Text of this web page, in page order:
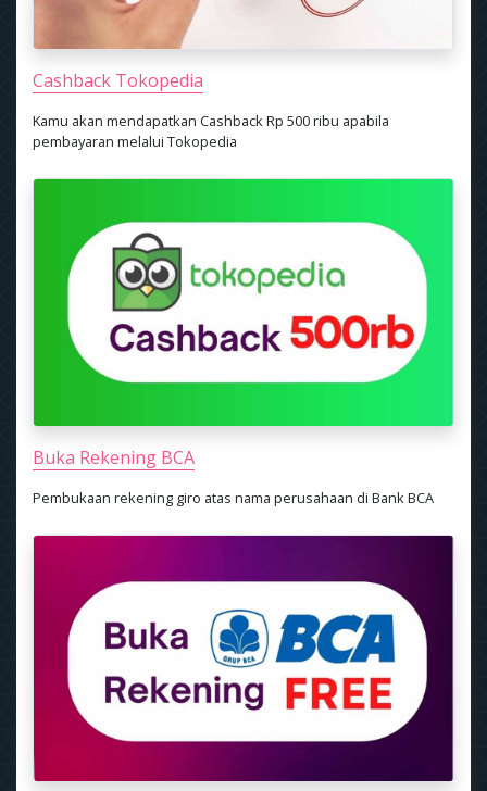
Cashback Tokopedia
Kamu akan mendapatkan Cashback Rp 500 ribu apabila
pembayaran melalui Tokopedia
Buka Rekening BCA
Pembukaan rekening giro atas nama perusahaan di Bank BCA